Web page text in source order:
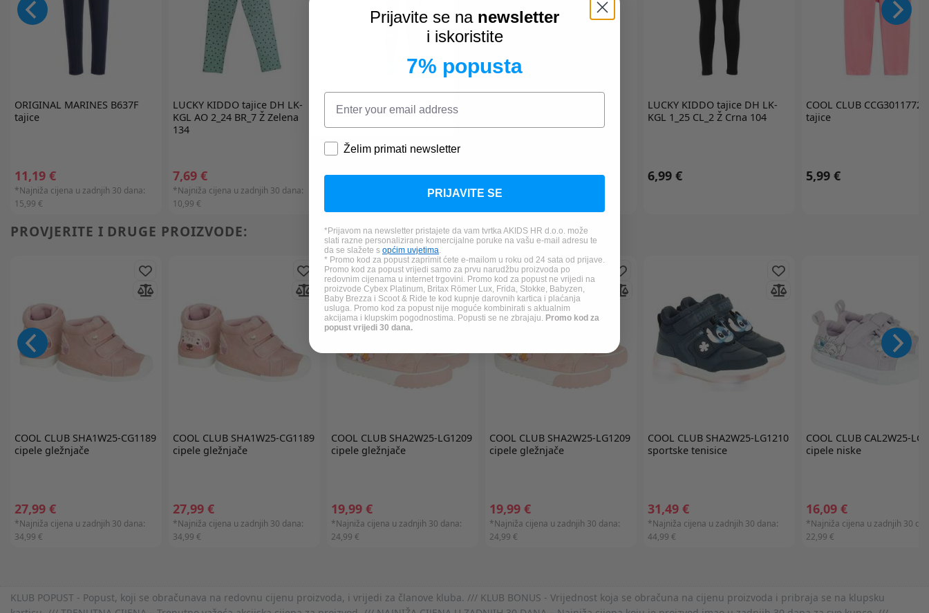
ORIGINAL MARINES B637F
tajice
11,19 €
*Najniža cijena u zadnjih 30 dana:
15,99 €
LUCKY KIDDOtajice DH LK-
KGL AO 2_24 BR_7 Ž Zelena
134
7,69 €
*Najniža cijena u zadnjih 30 dana:
10,99 €
LUCKY KIDDOtajice DH LK-
KGL AO 1_25 CL_3 Ž Plava 92
6,99 € 6,99 €
LUCKY KIDDOtajice DH LK-
KGL 1_25 CL_2 Ž Crna 104
6,99 €
COOL CLUBCCG3011772
tajice
5,99 €
PROVJERITE I DRUGE PROIZVODE:
COOL CLUBSHA1W25-CG1189
cipele gležnjače
27,99 €
*Najniža cijena u zadnjih 30 dana:
34,99 €
COOL CLUB SHA1W25-CG1189
cipele gležnjače
27,99 €
*Najniža cijena u zadnjih 30 dana:
34,99 €
COOL CLUB SHA2W25-LG1209
cipele gležnjače
19,99 €
*Najniža cijena u zadnjih 30 dana:
24,99 €
COOL CLUB SHA2W25-LG1209
cipele gležnjače
19,99 €
*Najniža cijena u zadnjih 30 dana:
24,99 €
COOL CLUBSHA2W25-LG1210
sportske tenisice
31,49 €
*Najniža cijena u zadnjih 30 dana:
44,99 €
COOL CLUB CAL2W25-
cipele niske
16,09 €
*Najniža cijena u zadnjih 30
22,99 €
KLUB POPUST - Popust, koji se obračunava na redovnu cijenu proizvoda, i vrijedi za članove kluba. /// KLUB BONUS - Vrijednost koja se obračuna na cijenu proizvoda i pribraja se na klupsku
Prijavite se na newsletter
i iskoristite
7% popusta
Želim primati newsletter
PRIJAVITE SE
*Prijavom na newsletter pristajete da vam tvrtka AKIDS HR d.o.o. može
slati razne personalizirane komercijalne poruke na vašu e-mail adresu te
da se slažete s općim uvjetima.
* Promo kod za popust zaprimit ćete e-mailom u roku od 24 sata od prijave.
Promo kod za popust vrijedi samo za prvu narudžbu proizvoda po
redovnim cijenama u internet trgovini. Promo kod za popust ne vrijedi na
proizvode Cybex Platinum, Britax Römer Lux, Frida, Stokke, Babyzen,
Baby Brezza i Scoot & Ride te kod kupnje darovnih kartica i plaćanja
usluga. Promo kod za popust nije moguće kombinirati s aktualnim
akcijama i klupskim pogodnostima. Popusti se ne zbrajaju. Promo kod za
popust vrijedi 30 dana.